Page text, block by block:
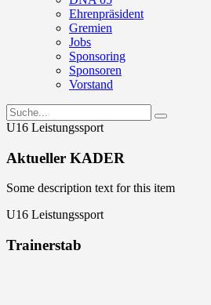
Ehrenpräsident
Gremien
Jobs
Sponsoring
Sponsoren
Vorstand
U16 Leistungssport
Aktueller KADER
Some description text for this item
U16 Leistungssport
Trainerstab